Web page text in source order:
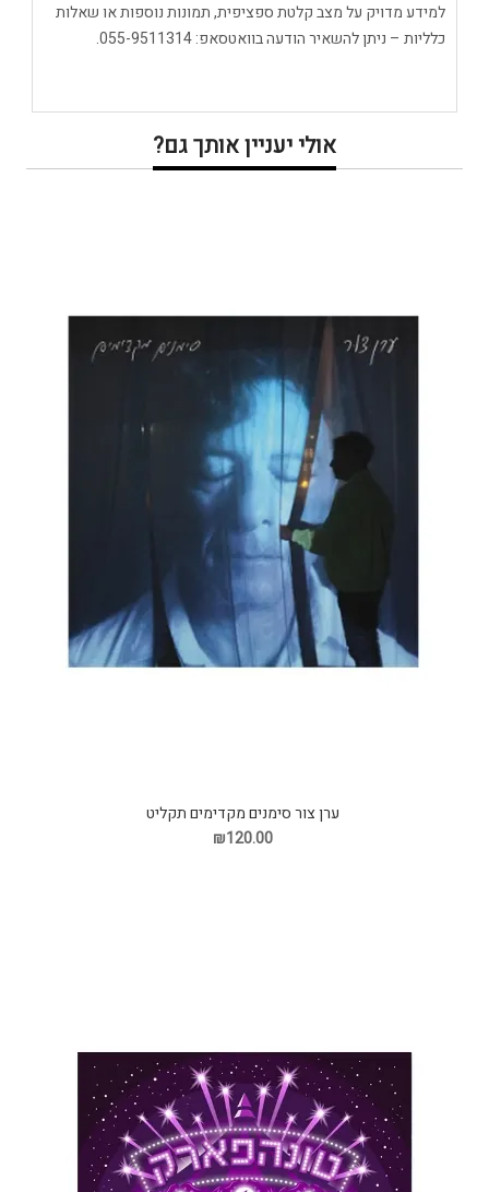
למידע מדויק על מצב קלטת ספציפית, תמונות נוספות או שאלות
כלליות – ניתן להשאיר הודעה בוואטסאפ: 055-9511314.
אולי יעניין אותך גם?
ערן צור סימנים מקדימים תקליט
₪120.00